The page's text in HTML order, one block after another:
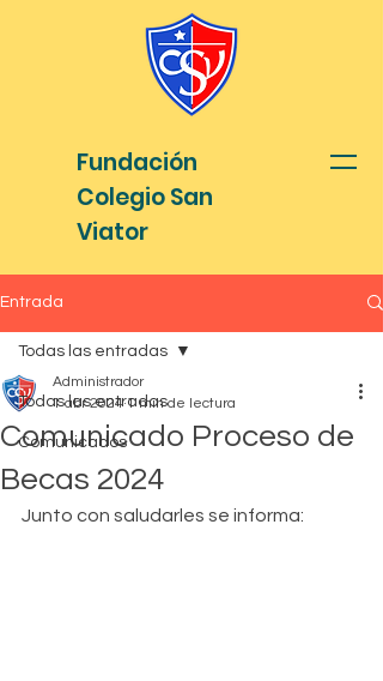
Fundación
Colegio San
Viator
Entrada
Todas las entradas
Comunicados
Todas las entradas
Comunicado Proceso de
Becas 2024
Administrador
1 abr 2024 1 min de lectura
Junto con saludarles se informa: